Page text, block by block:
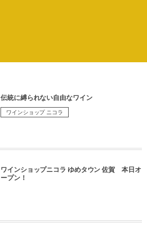
伝統に縛られない自由なワイン
ワインショップ ニコラ
ワインショップニコラ ゆめタウン 佐賀 本日オ
ープン！